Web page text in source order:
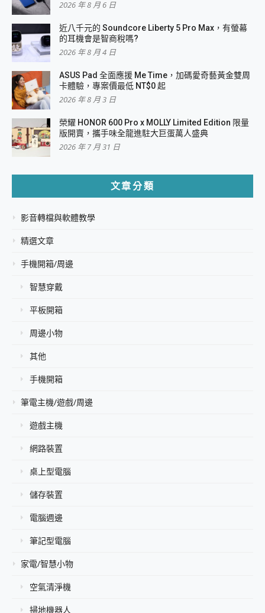
2026 年 8 月 6 日
近八千元的 Soundcore Liberty 5 Pro Max，有螢幕
的耳機會是智商稅嗎?
2026 年 8 月 4 日
ASUS Pad 全面應援 Me Time，加碼愛奇藝黃金雙周
卡體驗，專案價最低 NT$0 起
2026 年 8 月 3 日
榮耀 HONOR 600 Pro x MOLLY Limited Edition 限量
版開賣，攜手味全龍進駐大巨蛋萬人盛典
2026 年 7 月 31 日
文章分類
影音轉檔與軟體教學
精選文章
手機開箱/周邊
智慧穿戴
平板開箱
周邊小物
其他
手機開箱
筆電主機/遊戲/周邊
遊戲主機
網路裝置
桌上型電腦
儲存裝置
電腦週邊
筆記型電腦
家電/智慧小物
空氣清淨機
掃地機器人